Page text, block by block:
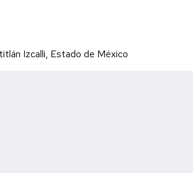
Izcalli, Estado de México